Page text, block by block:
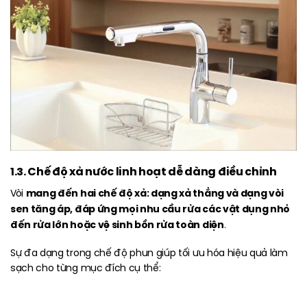
1.3. Chế độ xả nước linh hoạt dễ dàng điều chỉnh
Vòi mang đến hai chế độ xả: dạng xả thẳng và dạng vòi
sen tăng áp, đáp ứng mọi nhu cầu rửa các vật dụng nhỏ
đến rửa lớn hoặc vệ sinh bồn rửa toàn diện.
Sự đa dạng trong chế độ phun giúp tối ưu hóa hiệu quả làm
sạch cho từng mục đích cụ thể: